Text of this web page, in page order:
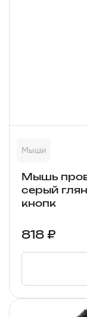
Мыши
Мышь
серый
кнопк
818 ₽